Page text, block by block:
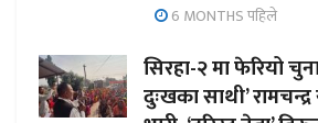
6 MONTHS पहिले
सिरहा-२ मा फेरियो
दुःखका साथी’